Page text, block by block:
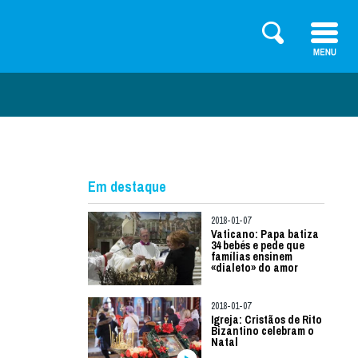
Em destaque
2018-01-07
Vaticano: Papa batiza
34 bebés e pede que
famílias ensinem
«dialeto» do amor
2018-01-07
Igreja: Cristãos de Rito
Bizantino celebram o
Natal